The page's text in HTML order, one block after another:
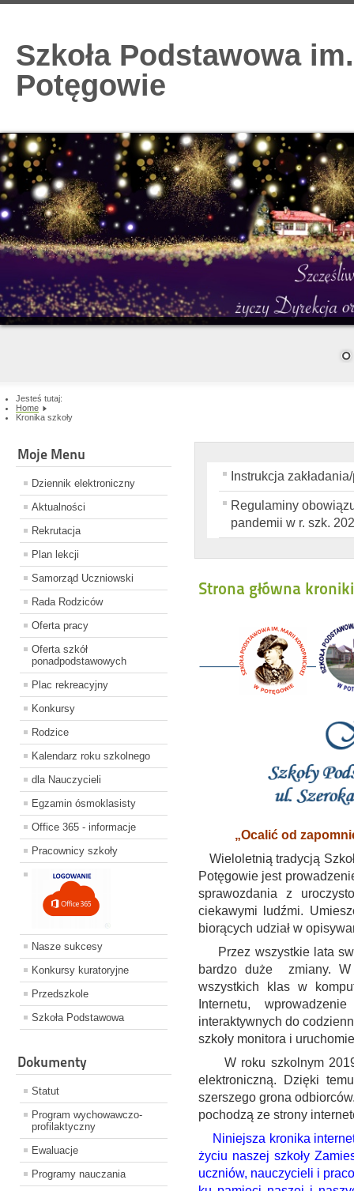
Szkoła Podstawowa
Potęgowie
Jesteś tutaj:
Home
Kronika szkoły
Moje Menu
Dziennik elektroniczny
Aktualności
Rekrutacja
Plan lekcji
Samorząd Uczniowski
Rada Rodziców
Oferta pracy
Oferta szkół
ponadpodstawowych
Plac rekreacyjny
Konkursy
Rodzice
Kalendarz roku szkolnego
dla Nauczycieli
Egzamin ósmoklasisty
Office 365 - informacje
Pracownicy szkoły
Nasze sukcesy
Konkursy kuratoryjne
Przedszkole
Szkoła Podstawowa
Dokumenty
Statut
Program wychowawczo-
profilaktyczny
Ewaluacje
Programy nauczania
Instrukcja
Regulaminy
pandemii w r. szk.
Strona główna kroniki
„Ocalić od
Wieloletnią tradycją
Potęgowie jest
sprawozdania z
ciekawymi ludźmi.
biorących udział w
Przez wszystkie lata
bardzo duże zmiany. W
wszystkich klas w
Internetu,
interaktywnych do
szkoły monitora i
W roku szkolnym 2019/
elektroniczną. Dzięki
szerszego grona
pochodzą ze strony
Niniejsza kronika
życiu naszej szkoły
uczniów, nauczycieli i